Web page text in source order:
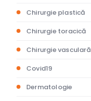
Chirurgie plastică
Chirurgie toracică
Chirurgie vasculară
Covid19
Dermatologie